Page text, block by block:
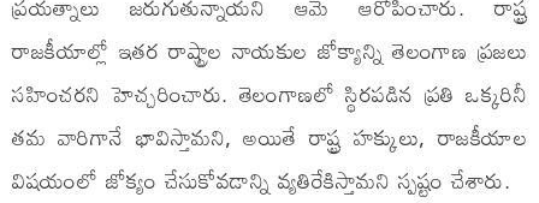
రాజకీయాల్లో ఇతర రాష్ట్రాల నాయకుల జోక్యాన్ని తెలంగాణ ప్రజలు
సహించరని హెచ్చరించారు. తెలంగాణలో స్థిరపడిన ప్రతి ఒక్కరినీ
తమ వారిగానే భావిస్తామని, అయితే రాష్ట్ర హక్కులు, రాజకీయాల
విషయంలో జోక్యం చేసుకోవడాన్ని వ్యతిరేకిస్తామని స్పష్టం చేశారు.